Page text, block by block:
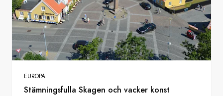
EUROPA
Stämningsfulla Skagen och vacker konst